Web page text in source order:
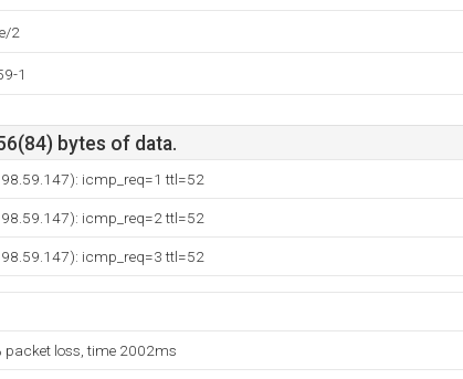
2
1
bytes of data.
icmp_req=1 ttl=52
icmp_req=2 ttl=52
icmp_req=3 ttl=52
packet loss, time 2002ms